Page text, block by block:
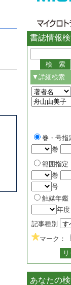
書誌情報
▼詳細検索
巻・号指
巻
範囲指定
巻
号
触媒年鑑
年度
記事種別
マーク：
あなたの